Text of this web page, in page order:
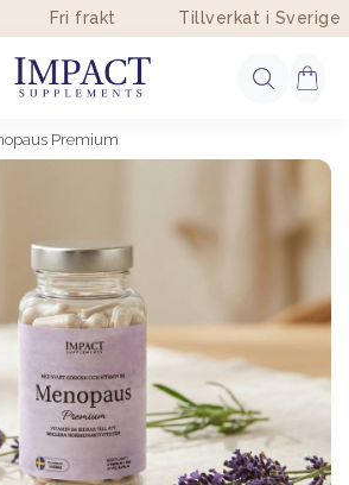
Fri frakt Tillverkat i Sverige
Premium